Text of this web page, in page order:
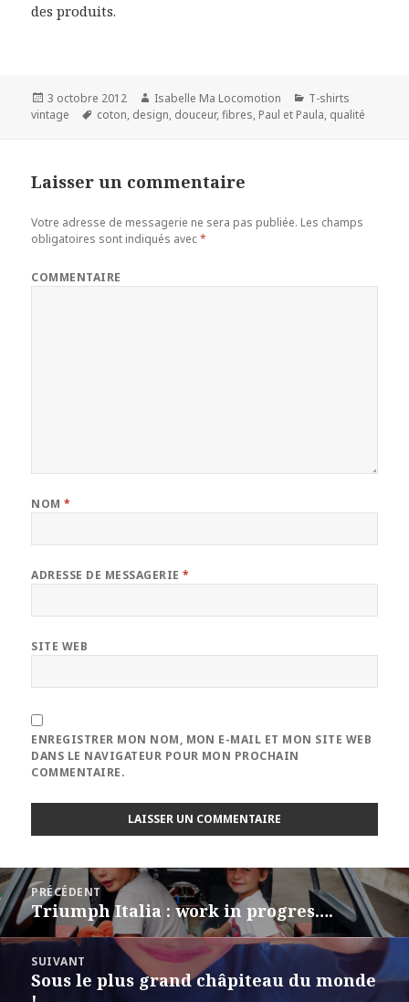
des produits.
Publié
le
3 octobre 2012 Auteur
Isabelle Ma Locomotion Catégories
T-shirts
vintage
Mots-
coton, design, douceur,fibres, Paul et Paula, qualité
Laisser un commentaire
Votre adresse de messagerie ne sera pas publiée. Les champs
obligatoires sont indiqués avec*
COMMENTAIRE
NOM*
ADRESSE DE MESSAGERIE*
SITE WEB
ENREGISTRER MON NOM, MON E-MAIL ET MON SITE WEB
DANS LE NAVIGATEUR POUR MON PROCHAIN
COMMENTAIRE.
Navigation
de
l’article
PRÉCÉDENT
Article
précédent :
Triumph Italia : work in progres….
SUIVANT
Article
Sous le plus grand châpiteau du monde